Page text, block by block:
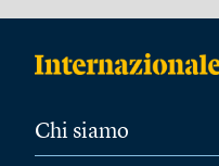
Chi siamo